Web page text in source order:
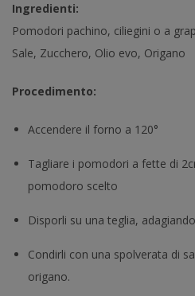
Ingredienti:
Pomodori pachino, ciliegini o a
Sale, Zucchero, Olio evo, Origano
Procedimento:
Accendere il forno a 120°
Tagliare i pomodori a fette di
pomodoro scelto
Disporli su una teglia,
Condirli con una spolverata di
origano.